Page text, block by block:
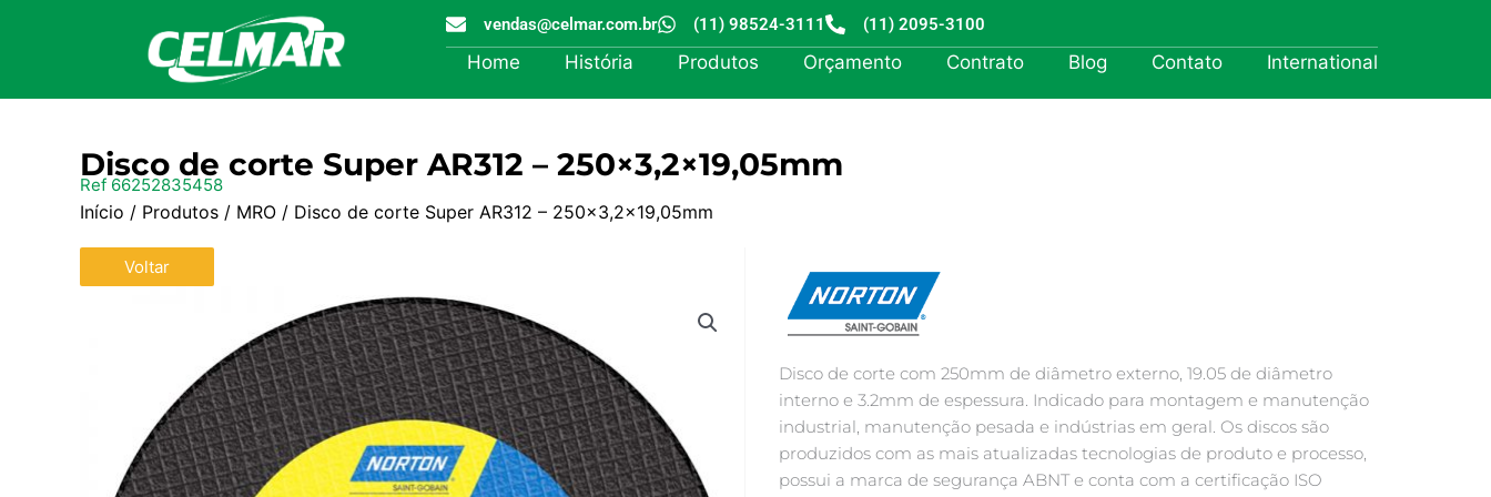
vendas@celmar.com.br (11) 98524-3111 (11) 2095-3100
Home História Produtos Orçamento Contrato Blog Contato International
Disco de corte Super AR312 – 250×3,2×19,05mm
Ref 66252835458
Início / Produtos / MRO / Disco de corte Super AR312 – 250×3,2×19,05mm
Voltar
Disco de corte com 250mm de diâmetro externo, 19.05 de diâmetro
interno e 3.2mm de espessura. Indicado para montagem e manutenção
industrial, manutenção pesada e indústrias em geral. Os discos são
produzidos com as mais atualizadas tecnologias de produto e processo,
possui a marca de segurança ABNT e conta com a certificação ISO